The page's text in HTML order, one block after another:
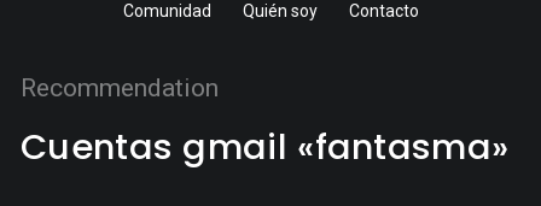
Comunidad Quién soy Contacto
Recommendation
Cuentas gmail «fantasma»